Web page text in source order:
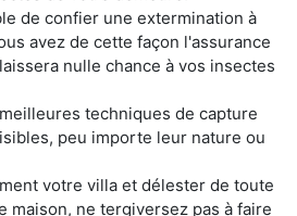
de confier une extermination à
avez de cette façon l'assurance
nulle chance à vos insectes
techniques de capture
peu importe leur nature ou
votre villa et délester de toute
maison, ne tergiversez pas à faire